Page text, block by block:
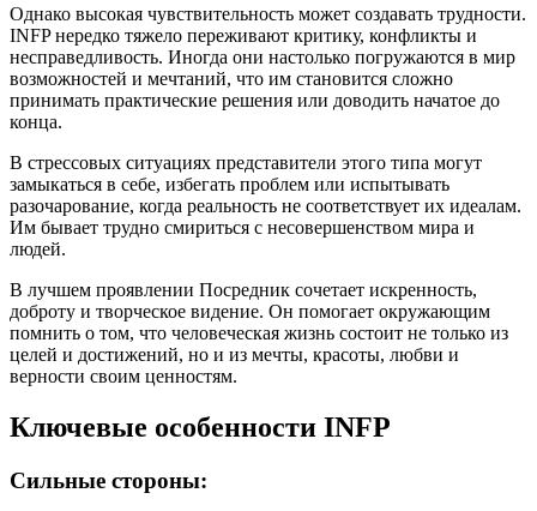
Однако высокая чувствительность может создавать трудности.
INFP нередко тяжело переживают критику, конфликты и
несправедливость. Иногда они настолько погружаются в мир
возможностей и мечтаний, что им становится сложно
принимать практические решения или доводить начатое до
конца.
В стрессовых ситуациях представители этого типа могут
замыкаться в себе, избегать проблем или испытывать
разочарование, когда реальность не соответствует их идеалам.
Им бывает трудно смириться с несовершенством мира и
людей.
В лучшем проявлении Посредник сочетает искренность,
доброту и творческое видение. Он помогает окружающим
помнить о том, что человеческая жизнь состоит не только из
целей и достижений, но и из мечты, красоты, любви и
верности своим ценностям.
Ключевые особенности INFP
Сильные стороны: